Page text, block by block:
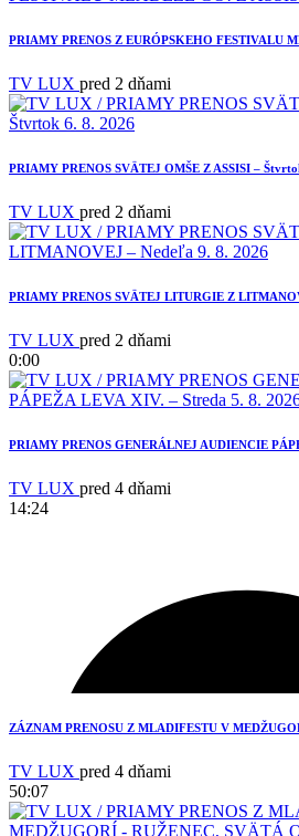
PRIAMY PRENOS Z EURÓPSKEHO FESTIVALU
TV LUX pred 2 dňami
PRIAMY PRENOS SVÄTEJ OMŠE Z ASSISI –
TV LUX pred 2 dňami
PRIAMY PRENOS SVÄTEJ LITURGIE Z
TV LUX pred 2 dňami
0:00
PRIAMY PRENOS GENERÁLNEJ AUDIENCIE
TV LUX pred 4 dňami
14:24
ZÁZNAM PRENOSU Z MLADIFESTU V
TV LUX pred 4 dňami
50:07